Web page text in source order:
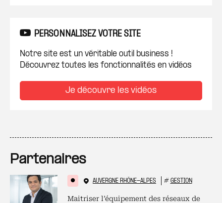
PERSONNALISEZ VOTRE SITE
Notre site est un véritable outil business !
Découvrez toutes les fonctionnalités en vidéos
Je découvre les vidéos
Partenaires
AUVERGNE RHÔNE-ALPES # GESTION
Maitriser l’équipement des réseaux de